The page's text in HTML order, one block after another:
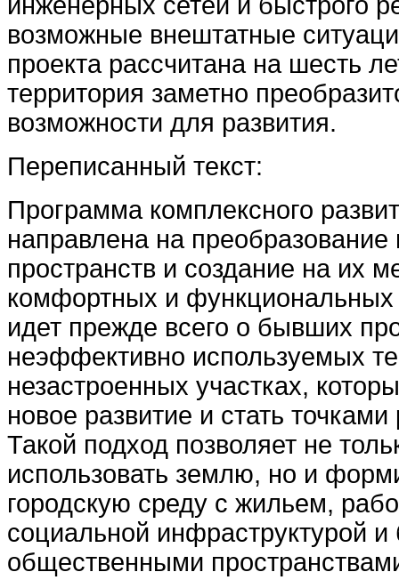
возможные внештатные
проекта рассчитана на шесть
территория заметно
возможности для развития.
Переписанный текст:
Программа комплексного
направлена на преобразование
пространств и создание на их
комфортных и функциональных
идет прежде всего о бывших
неэффективно используемых
незастроенных участках,
новое развитие и стать
Такой подход позволяет не
использовать землю, но и
городскую среду с жильем,
социальной инфраструктурой
общественными